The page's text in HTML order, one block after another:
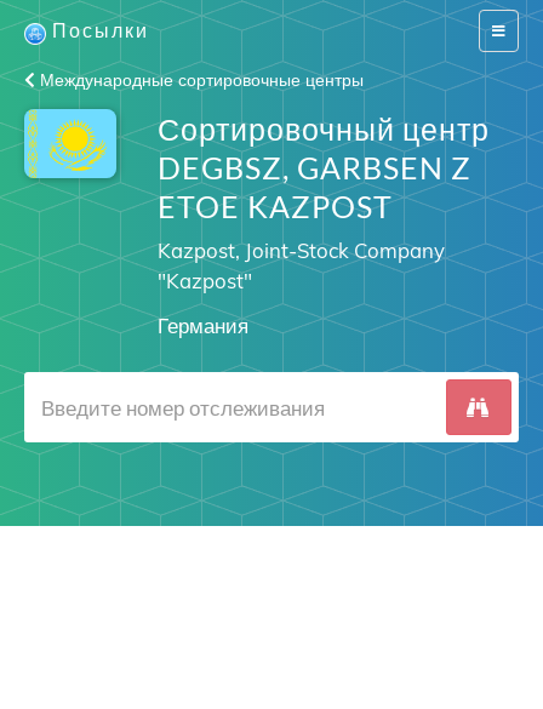
Switch
Посылки
Международные сортировочные центры
Сортировочный центр
DEGBSZ, GARBSEN Z
ETOE KAZPOST
Kazpost, Joint-Stock Company
"Kazpost"
Германия